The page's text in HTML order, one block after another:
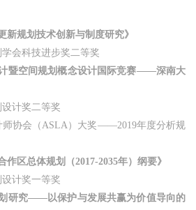
新规划技术创新与制度研究》
会科技进步奖二等奖
暨空间规划概念设计国际竞赛——深南大
计奖二等奖
师协会（ASLA）大奖——2019年度分析规
区总体规划（2017-2035年）纲要》
计奖一等奖
研究——以保护与发展共赢为价值导向的